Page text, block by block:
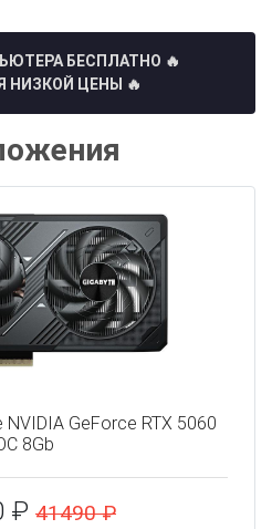
БЕСПЛАТНО 🔥
НИЗКОЙ ЦЕНЫ 🔥
GeForce RTX 5060
8Gb
₽ 41490 ₽